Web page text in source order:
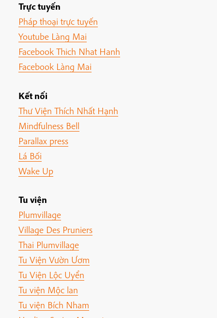
Trực tuyến
Pháp thoại trực tuyến
Youtube Làng Mai
Facebook Thich Nhat Hanh
Facebook Làng Mai
Kết nối
Thư Viện Thích Nhất Hạnh
Mindfulness Bell
Parallax press
Lá Bối
Wake Up
Tu viện
Plumvillage
Village Des Pruniers
Thai Plumvillage
Tu Viện Vườn Ươm
Tu Viện Lộc Uyển
Tu viện Mộc lan
Tu viện Bích Nham